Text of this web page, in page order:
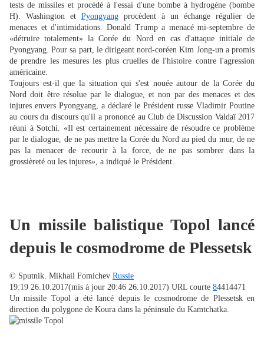
tests de missiles et procédé à l'essai d'une bombe à hydrogène (bombe
H). Washington et Pyongyang procèdent à un échange régulier de
menaces et d'intimidations. Donald Trump a menacé mi-septembre de
«détruire totalement» la Corée du Nord en cas d'attaque initiale de
Pyongyang. Pour sa part, le dirigeant nord-coréen Kim Jong-un a promis
de prendre les mesures les plus cruelles de l'histoire contre l'agression
américaine.
Toujours est-il que la situation qui s'est nouée autour de la Corée du
Nord doit être résolue par le dialogue, et non par des menaces et des
injures envers Pyongyang, a déclaré le Président russe Vladimir Poutine
au cours du discours qu'il a prononcé au Club de Discussion Valdaï 2017
réuni à Sotchi. «Il est certainement nécessaire de résoudre ce problème
par le dialogue, de ne pas mettre la Corée du Nord au pied du mur, de ne
pas la menacer de recourir à la force, de ne pas sombrer dans la
grossièreté ou les injures», a indiqué le Président.
Un missile balistique Topol lancé
depuis le cosmodrome de Plessetsk
© Sputnik. Mikhail Fomichev Russie
19:19 26.10.2017(mis à jour 20:46 26.10.2017) URL courte 84414471
Un missile Topol a été lancé depuis le cosmodrome de Plessetsk en
direction du polygone de Koura dans la péninsule du Kamtchatka.